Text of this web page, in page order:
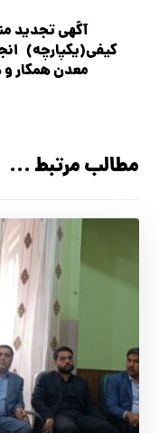
آگهي تجديد
کیفی(یکپارچه)
معدن همكار
مطالب مرتبط ...